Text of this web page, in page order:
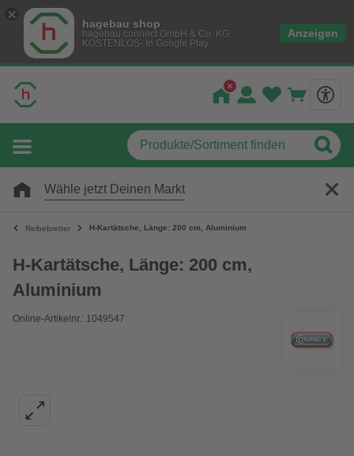
hagebau shop
hagebau connect GmbH & Co. KG
KOSTENLOS- In Google Play
Anzeigen
Wähle jetzt Deinen Markt
Reibebretter H-Kartätsche, Länge: 200 cm, Aluminium
H-Kartätsche, Länge: 200 cm,
Aluminium
Online-Artikelnr.: 1049547